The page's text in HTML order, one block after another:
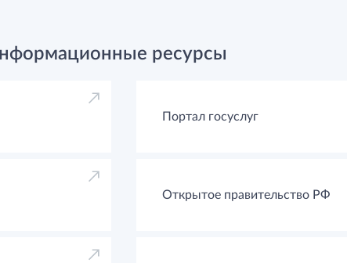
ресурсы
Портал госуслуг
Открытое правительство РФ